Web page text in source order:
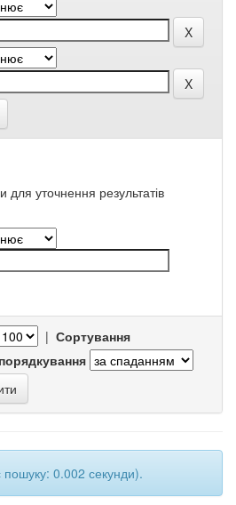
для уточнення результатів
| Сортування
пошуку: 0.002 секунди).